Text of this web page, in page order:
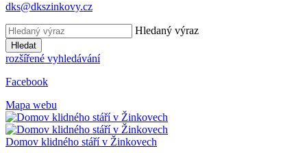
dks@dkszinkovy.cz
Hledaný výraz
Hledat
rozšířené vyhledávání
Facebook
Mapa webu
Domov klidného stáří v Žinkovech